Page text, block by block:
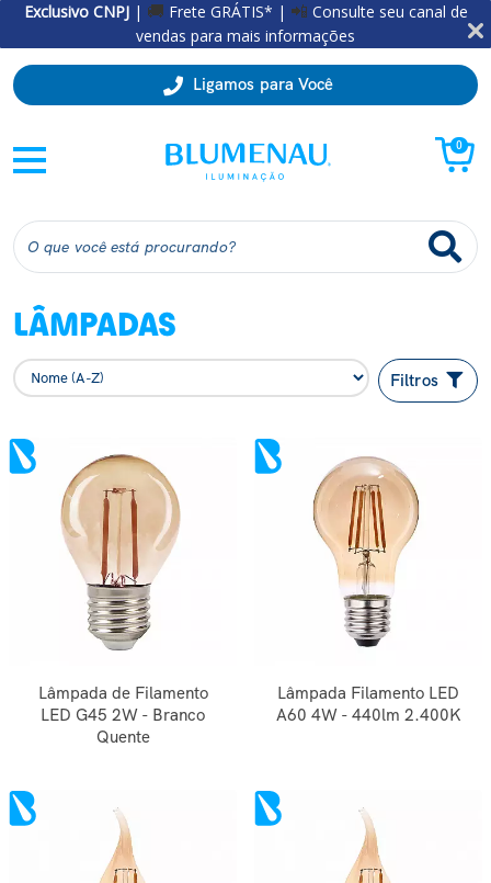
Exclusivo CNPJ | 🚚 Frete GRÁTIS* | 📲 Consulte seu canal de
vendas para mais informações
Ligamos para Você
0
LÂMPADAS
Filtros
Lâmpada de Filamento
LED G45 2W - Branco
Quente
Lâmpada Filamento LED
A60 4W - 440lm 2.400K